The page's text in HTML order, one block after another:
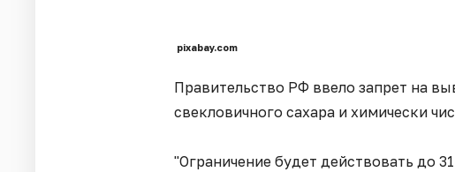
pixabay.com
Правительство РФ ввело запрет на
свекловичного сахара и химически
"Ограничение будет действовать до